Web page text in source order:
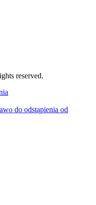
reserved.
do odstąpienia od